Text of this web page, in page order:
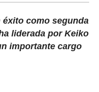
como segunda
liderada por Keiko
importante cargo